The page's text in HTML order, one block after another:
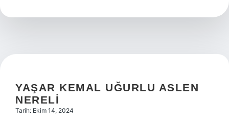
YAŞAR KEMAL UĞURLU ASLEN
NERELI
Tarih: Ekim 14, 2024